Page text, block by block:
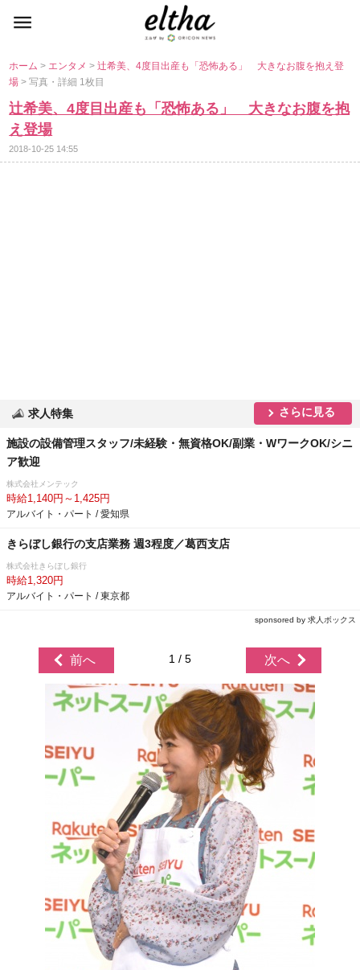
ホーム> エンタメ>辻希美、4度目出産も「恐怖ある」 大きなお腹を抱え登
場> 写真・詳細 1枚目
辻希美、4度目出産も「恐怖ある」 大きなお腹を抱
え登場
2018-10-25 14:55
求人特集 さらに見る
施設の設備管理スタッフ/未経験・無資格OK/副業・WワークOK/シニ
ア歓迎
株式会社メンテック
時給1,140円～1,425円
アルバイト・パート / 愛知県
きらぼし銀行の支店業務 週3程度／葛西支店
株式会社きらぼし銀行
時給1,320円
アルバイト・パート / 東京都
sponsored by 求人ボックス
前へ 1 / 5 次へ